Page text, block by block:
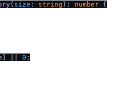
( size : string ): number {
|| 0 ;